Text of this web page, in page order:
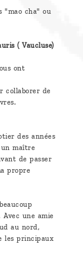
"mao cha" ou
( Vaucluse)
ont
collaborer de
des années
un maître
de passer
propre
une amie
au nord,
les principaux